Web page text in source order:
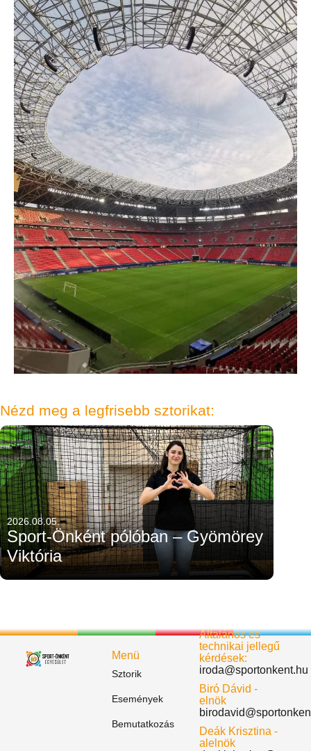
Nézd meg a legfrisebb sztorikat:
2026.08.05.
Sport-Önként pólóban – Gyömörey
Viktória
Menü
Sztorik
Események
Bemutatkozás
Általános és
technikai jellegű
kérdések:
iroda@sportonkent.hu
Biró Dávid -
elnök
Deák Krisztina -
alelnök